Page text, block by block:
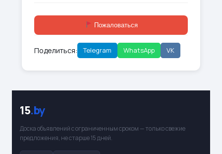
Пожаловаться
Поделиться: Telegram WhatsApp VK
15.by
Доска объявлений с ограниченным сроком — только свежие
предложения, не старше 15 дней.